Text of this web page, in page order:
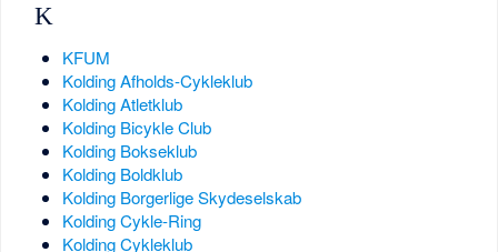
K
KFUM
Kolding Afholds-Cykleklub
Kolding Atletklub
Kolding Bicykle Club
Kolding Bokseklub
Kolding Boldklub
Kolding Borgerlige Skydeselskab
Kolding Cykle-Ring
Kolding Cykleklub